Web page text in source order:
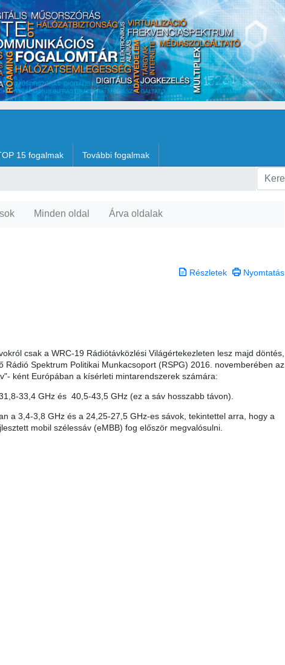
15 fogalmak További fogalmak
Minden oldal Árva oldalak
Részletek Nyomtatás
csak a WRC-19 Rádiótávközlési Világértekezleten lesz majd döntés,
Rádió Spektrum Politikai Munkacsoport (RSPG) 2016. novemberében az
ként Európában a kísérleti mintarendszerek számára:
33,4 GHz és 40,5-43,5 GHz (ez a sáv hosszabb távon).
a 3,4-3,8 GHz és a 24,25-27,5 GHz-es sávok, tekintettel arra, hogy a
mobil szélessáv (eMBB) fog először megvalósulni.
a lehetséges 5-ből.